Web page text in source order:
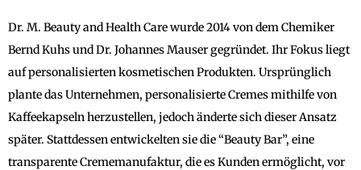
Dr. M. Beauty and Health Care wurde 2014 von dem Chemiker
Bernd Kuhs und Dr. Johannes Mauser gegründet. Ihr Fokus liegt
auf personalisierten kosmetischen Produkten. Ursprünglich
plante das Unternehmen, personalisierte Cremes mithilfe von
Kaffeekapseln herzustellen, jedoch änderte sich dieser Ansatz
später. Stattdessen entwickelten sie die “Beauty Bar”, eine
transparente Crememanufaktur, die es Kunden ermöglicht, vor